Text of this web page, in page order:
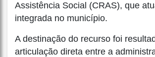
Assistência Social (CRAS), que
integrada no município.
A destinação do recurso foi
articulação direta entre a